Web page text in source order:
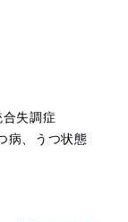
失調症
病、うつ状態